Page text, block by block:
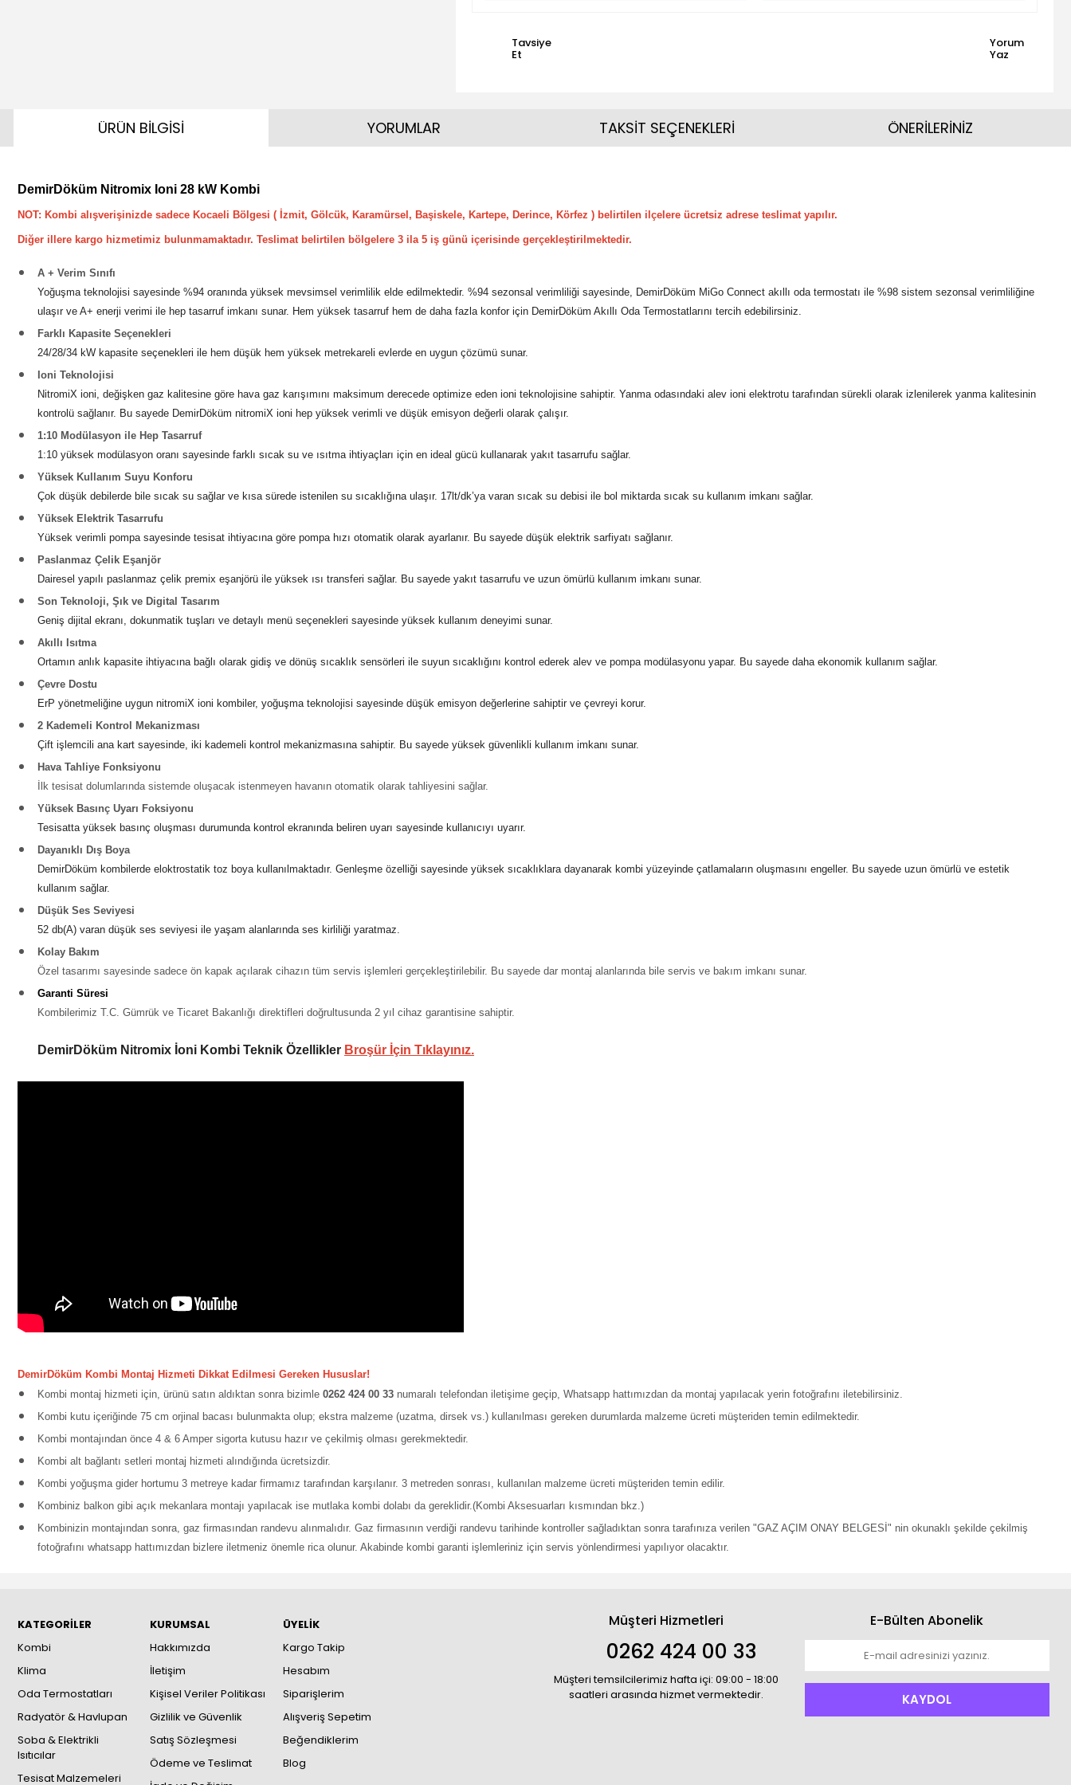
Tavsiye
Et
Yorum
Yaz
ÜRÜN BİLGİSİ
DemirDöküm Nitromix Ioni 28 kW Kombi
NOT: Kombi alışverişinizde sadece Kocaeli Bölgesi ( İzmit, Gölcük, Karamürsel, Başiskele, Kartepe, Derince, Körfez ) belirtilen ilçelere ücretsiz adrese teslimat yapılır.
Diğer illere kargo hizmetimiz bulunmamaktadır. Teslimat belirtilen bölgelere 3 ila 5 iş günü içerisinde gerçekleştirilmektedir.
A + Verim Sınıfı
Yoğuşma teknolojisi sayesinde %94 oranında yüksek mevsimsel verimlilik elde edilmektedir. %94 sezonsal verimliliği sayesinde, DemirDöküm MiGo Connect akıllı oda termostatı ile %98 sistem sezonsal verimliliğine
ulaşır ve A+ enerji verimi ile hep tasarruf imkanı sunar. Hem yüksek tasarruf hem de daha fazla konfor için DemirDöküm Akıllı Oda Termostatlarını tercih edebilirsiniz.
Farklı Kapasite Seçenekleri
24/28/34 kW kapasite seçenekleri ile hem düşük hem yüksek metrekareli evlerde en uygun çözümü sunar.
Ioni Teknolojisi
NitromiX ioni, değişken gaz kalitesine göre hava gaz karışımını maksimum derecede optimize eden ioni teknolojisine sahiptir. Yanma odasındaki alev ioni elektrotu tarafından sürekli olarak izlenilerek yanma kalitesinin
kontrolü sağlanır. Bu sayede DemirDöküm nitromiX ioni hep yüksek verimli ve düşük emisyon değerli olarak çalışır.
1:10 Modülasyon ile Hep Tasarruf
1:10 yüksek modülasyon oranı sayesinde farklı sıcak su ve ısıtma ihtiyaçları için en ideal gücü kullanarak yakıt tasarrufu sağlar.
Yüksek Kullanım Suyu Konforu
Çok düşük debilerde bile sıcak su sağlar ve kısa sürede istenilen su sıcaklığına ulaşır. 17lt/dk’ya varan sıcak su debisi ile bol miktarda sıcak su kullanım imkanı sağlar.
Yüksek Elektrik Tasarrufu
Yüksek verimli pompa sayesinde tesisat ihtiyacına göre pompa hızı otomatik olarak ayarlanır. Bu sayede düşük elektrik sarfiyatı sağlanır.
Paslanmaz Çelik Eşanjör
Dairesel yapılı paslanmaz çelik premix eşanjörü ile yüksek ısı transferi sağlar. Bu sayede yakıt tasarrufu ve uzun ömürlü kullanım imkanı sunar.
Son Teknoloji, Şık ve Digital Tasarım
Geniş dijital ekranı, dokunmatik tuşları ve detaylı menü seçenekleri sayesinde yüksek kullanım deneyimi sunar.
Akıllı Isıtma
Ortamın anlık kapasite ihtiyacına bağlı olarak gidiş ve dönüş sıcaklık sensörleri ile suyun sıcaklığını kontrol ederek alev ve pompa modülasyonu yapar. Bu sayede daha ekonomik kullanım sağlar.
Çevre Dostu
ErP yönetmeliğine uygun nitromiX ioni kombiler, yoğuşma teknolojisi sayesinde düşük emisyon değerlerine sahiptir ve çevreyi korur.
2 Kademeli Kontrol Mekanizması
Çift işlemcili ana kart sayesinde, iki kademeli kontrol mekanizmasına sahiptir. Bu sayede yüksek güvenlikli kullanım imkanı sunar.
Hava Tahliye Fonksiyonu
İlk tesisat dolumlarında sistemde oluşacak istenmeyen havanın otomatik olarak tahliyesini sağlar.
Yüksek Basınç Uyarı Foksiyonu
Tesisatta yüksek basınç oluşması durumunda kontrol ekranında beliren uyarı sayesinde kullanıcıyı uyarır.
Dayanıklı Dış Boya
DemirDöküm kombilerde eloktrostatik toz boya kullanılmaktadır. Genleşme özelliği sayesinde yüksek sıcaklıklara dayanarak kombi yüzeyinde çatlamaların oluşmasını engeller. Bu sayede uzun ömürlü ve estetik
kullanım sağlar.
Düşük Ses Seviyesi
52 db(A) varan düşük ses seviyesi ile yaşam alanlarında ses kirliliği yaratmaz.
Kolay Bakım
Özel tasarımı sayesinde sadece ön kapak açılarak cihazın tüm servis işlemleri gerçekleştirilebilir. Bu sayede dar montaj alanlarında bile servis ve bakım imkanı sunar.
Garanti Süresi
Kombilerimiz T.C. Gümrük ve Ticaret Bakanlığı direktifleri doğrultusunda 2 yıl cihaz garantisine sahiptir.
DemirDöküm Nitromix İoni Kombi Teknik Özellikler Broşür İçin Tıklayınız.
DemirDöküm Kombi Montaj Hizmeti Dikkat Edilmesi Gereken Hususlar!
Kombi montaj hizmeti için, ürünü satın aldıktan sonra bizimle 0262 424 00 33 numaralı telefondan iletişime geçip, Whatsapp hattımızdan da montaj yapılacak yerin fotoğrafını iletebilirsiniz.
Kombi kutu içeriğinde 75 cm orjinal bacası bulunmakta olup; ekstra malzeme (uzatma, dirsek vs.) kullanılması gereken durumlarda malzeme ücreti müşteriden temin edilmektedir.
Kombi montajından önce 4 & 6 Amper sigorta kutusu hazır ve çekilmiş olması gerekmektedir.
Kombi alt bağlantı setleri montaj hizmeti alındığında ücretsizdir.
Kombi yoğuşma gider hortumu 3 metreye kadar firmamız tarafından karşılanır. 3 metreden sonrası, kullanılan malzeme ücreti müşteriden temin edilir.
Kombiniz balkon gibi açık mekanlara montajı yapılacak ise mutlaka kombi dolabı da gereklidir.(Kombi Aksesuarları kısmından bkz.)
Kombinizin montajından sonra, gaz firmasından randevu alınmalıdır. Gaz firmasının verdiği randevu tarihinde kontroller sağladıktan sonra tarafınıza verilen "GAZ AÇIM ONAY BELGESİ" nin okunaklı şekilde çekilmiş
fotoğrafını whatsapp hattımızdan bizlere iletmeniz önemle rica olunur. Akabinde kombi garanti işlemleriniz için servis yönlendirmesi yapılıyor olacaktır.
YORUMLAR TAKSİT SEÇENEKLERİ ÖNERİLERİNİZ
KATEGORİLER
Kombi
Klima
Oda Termostatları
Radyatör & Havlupan
Soba & Elektrikli
Isıtıcılar
Tesisat Malzemeleri
KURUMSAL
Hakkımızda
İletişim
Kişisel Veriler Politikası
Gizlilik ve Güvenlik
Satış Sözleşmesi
Ödeme ve Teslimat
ÜYELİK
Kargo Takip
Hesabım
Siparişlerim
Alışveriş Sepetim
Beğendiklerim
Blog
Müşteri Hizmetleri
0262 424 00 33
Müşteri temsilcilerimiz hafta içi: 09:00 - 18:00
saatleri arasında hizmet vermektedir.
E-Bülten Abonelik
KAYDOL